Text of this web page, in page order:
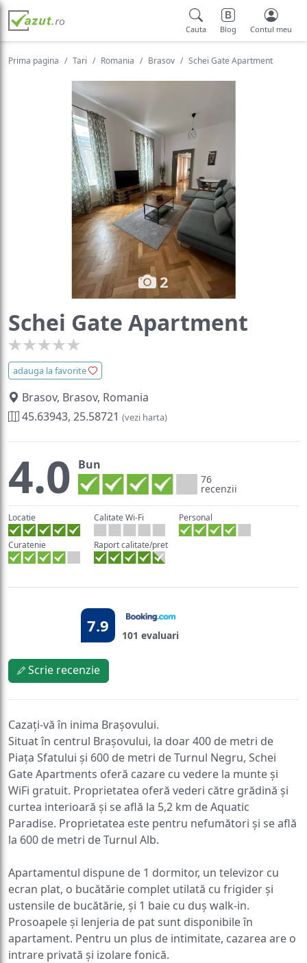
Cauta Blog Contul meu
Prima pagina Tari Romania Brasov Schei Gate Apartment
2
Schei Gate Apartment
adauga la favorite
Brasov, Brasov, Romania
45.63943, 25.58721 (vezi harta)
4.0 Bun
76
recenzii
Locatie Calitate Wi-Fi Personal
Curatenie Raport calitate/pret
7.9 101 evaluari
Scrie recenzie
Cazați-vă în inima Brașovului.
Situat în centrul Brașovului, la doar 400 de metri de
Piața Sfatului și 600 de metri de Turnul Negru, Schei
Gate Apartments oferă cazare cu vedere la munte și
WiFi gratuit. Proprietatea oferă vederi către grădină și
curtea interioară și se află la 5,2 km de Aquatic
Paradise. Proprietatea este pentru nefumători și se află
la 600 de metri de Turnul Alb.
Apartamentul dispune de 1 dormitor, un televizor cu
ecran plat, o bucătărie complet utilată cu frigider și
ustensile de bucătărie, și 1 baie cu duș walk-in.
Prosoapele și lenjeria de pat sunt disponibile în
apartament. Pentru un plus de intimitate, cazarea are o
intrare privată și izolare fonică.